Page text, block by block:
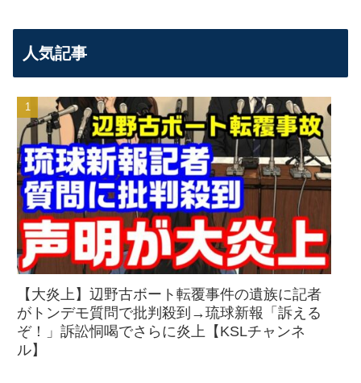
人気記事
【大炎上】辺野古ボート転覆事件の遺族に記者
がトンデモ質問で批判殺到→琉球新報「訴える
ぞ！」訴訟恫喝でさらに炎上【KSLチャンネ
ル】